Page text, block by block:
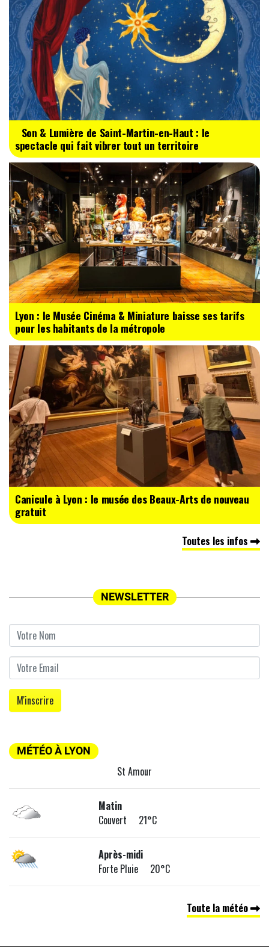
Son & Lumière de Saint-Martin-en-Haut : le
spectacle qui fait vibrer tout un territoire
Lyon : le Musée Cinéma & Miniature baisse ses tarifs
pour les habitants de la métropole
Canicule à Lyon : le musée des Beaux-Arts de nouveau
gratuit
Toutes les infos
NEWSLETTER
MÉTÉO À LYON
St Amour
Matin
Couvert 21°C
Après-midi
Forte Pluie 20°C
Toute la météo